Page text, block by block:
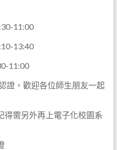
11:00
13:40
11:00
證，歡迎各位師生朋友一起
得需另外再上電子化校園系